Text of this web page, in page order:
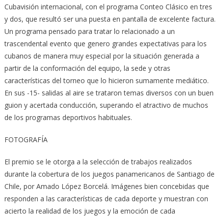
Cubavisión internacional, con el programa Conteo Clásico en tres
y dos, que resultó ser una puesta en pantalla de excelente factura.
Un programa pensado para tratar lo relacionado a un
trascendental evento que genero grandes expectativas para los
cubanos de manera muy especial por la situación generada a
partir de la conformación del equipo, la sede y otras
características del torneo que lo hicieron sumamente mediático.
En sus -15- salidas al aire se trataron temas diversos con un buen
guion y acertada conducción, superando el atractivo de muchos
de los programas deportivos habituales.
FOTOGRAFÍA
El premio se le otorga a la selección de trabajos realizados
durante la cobertura de los juegos panamericanos de Santiago de
Chile, por Amado López Borcelá. Imágenes bien concebidas que
responden a las características de cada deporte y muestran con
acierto la realidad de los juegos y la emoción de cada